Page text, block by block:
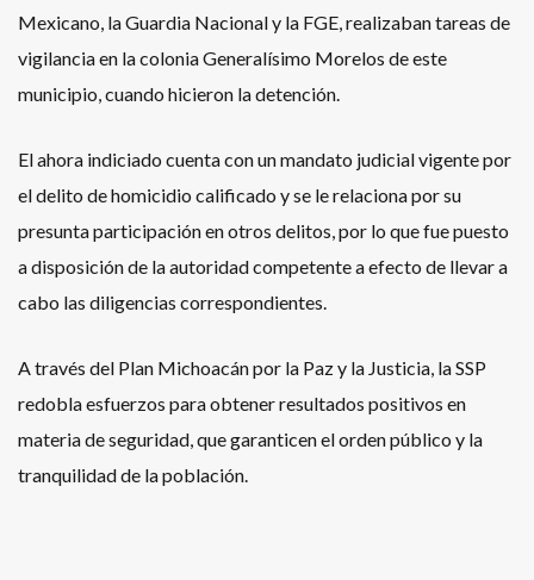
Mexicano, la Guardia Nacional y la FGE, realizaban tareas de
vigilancia en la colonia Generalísimo Morelos de este
municipio, cuando hicieron la detención.
El ahora indiciado cuenta con un mandato judicial vigente por
el delito de homicidio calificado y se le relaciona por su
presunta participación en otros delitos, por lo que fue puesto
a disposición de la autoridad competente a efecto de llevar a
cabo las diligencias correspondientes.
A través del Plan Michoacán por la Paz y la Justicia, la SSP
redobla esfuerzos para obtener resultados positivos en
materia de seguridad, que garanticen el orden público y la
tranquilidad de la población.